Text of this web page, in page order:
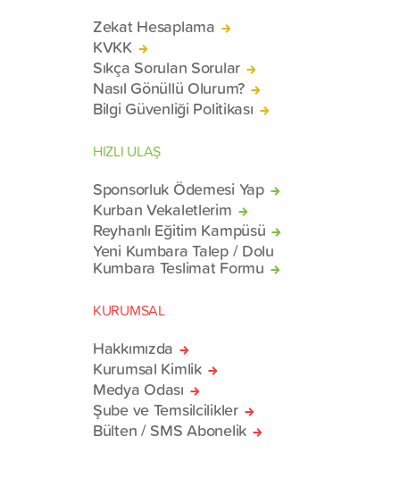
Zekat Hesaplama
KVKK
Sıkça Sorulan Sorular
Nasıl Gönüllü Olurum?
Bilgi Güvenliği Politikası
HIZLI ULAŞ
Sponsorluk Ödemesi Yap
Kurban Vekaletlerim
Reyhanlı Eğitim Kampüsü
Yeni Kumbara Talep / Dolu
Kumbara Teslimat Formu
KURUMSAL
Hakkımızda
Kurumsal Kimlik
Medya Odası
Şube ve Temsilcilikler
Bülten / SMS Abonelik